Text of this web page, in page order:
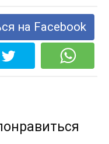
на Facebook